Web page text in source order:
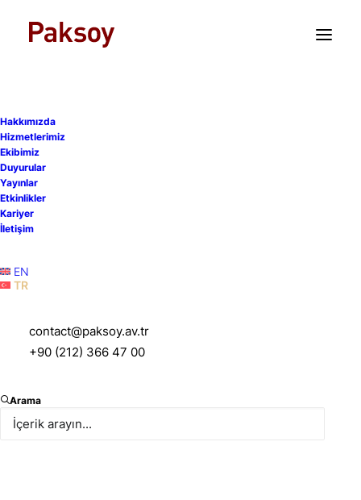
Hakkımızda
Hizmetlerimiz
Ekibimiz
Duyurular
Yayınlar
Etkinlikler
Kariyer
İletişim
EN
TR
contact@paksoy.av.tr
+90 (212) 366 47 00
Arama
Nihan Bacanak